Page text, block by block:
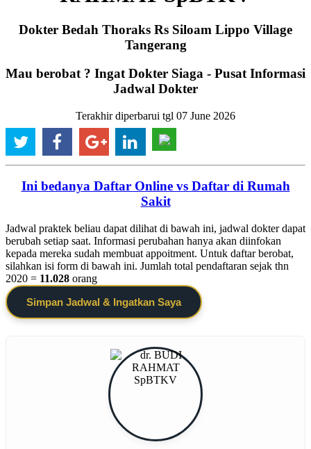
Dokter Bedah Thoraks Rs Siloam Lippo Village
Tangerang
Mau berobat ? Ingat Dokter Siaga - Pusat Informasi
Jadwal Dokter
Terakhir diperbarui tgl 07 June 2026
Ini bedanya Daftar Online vs Daftar di Rumah
Sakit
Jadwal praktek beliau dapat dilihat di bawah ini, jadwal dokter dapat
berubah setiap saat. Informasi perubahan hanya akan diinfokan
kepada mereka sudah membuat appoitment. Untuk daftar berobat,
silahkan isi form di bawah ini. Jumlah total pendaftaran sejak thn
2020 = 11.028 orang
Simpan Jadwal & Ingatkan Saya